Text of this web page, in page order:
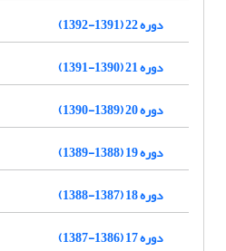
دوره 22 (1391-1392)
دوره 21 (1390-1391)
دوره 20 (1389-1390)
دوره 19 (1388-1389)
دوره 18 (1387-1388)
دوره 17 (1386-1387)